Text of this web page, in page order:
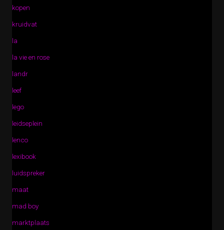
kopen
kruidvat
la
la vie en rose
landr
leef
lego
leidseplein
lenco
lexibook
luidspreker
maat
mad boy
marktplaats